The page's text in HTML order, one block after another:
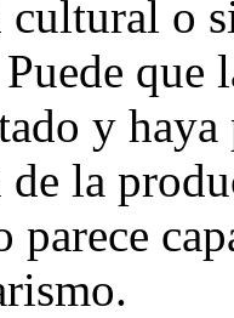
cultural o
que
y
la
parece